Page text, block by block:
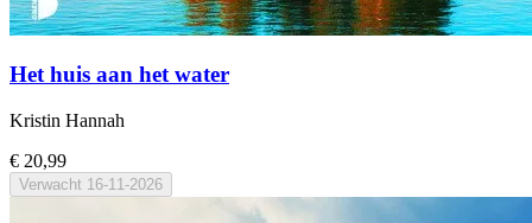
Het huis aan het water
Kristin Hannah
€ 20,99
Verwacht 16-11-2026